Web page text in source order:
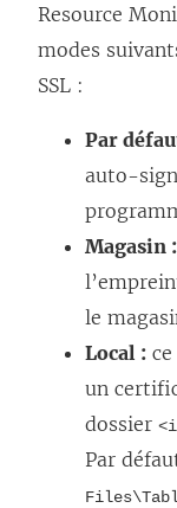
Resource
modes
SSL :
Par
auto-
Magasin :
le
Local :
un
dossier
Par